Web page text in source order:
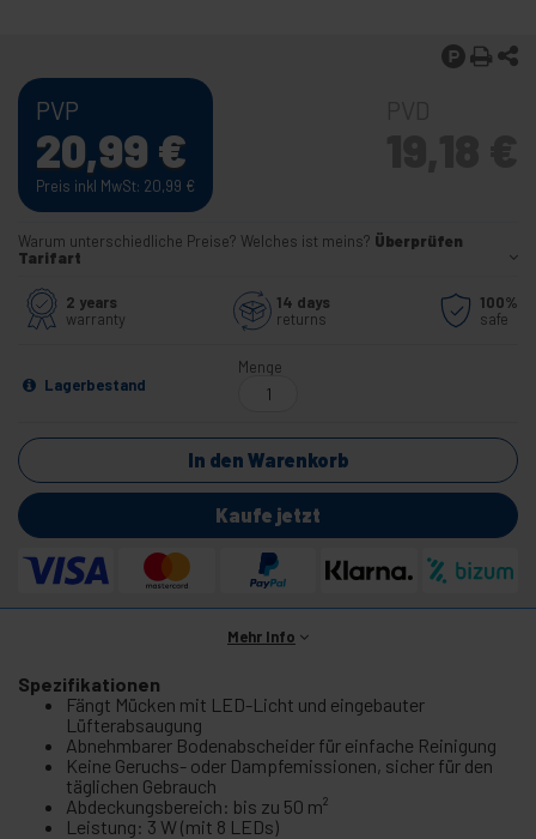
PVP
20,99 €
Preis inkl MwSt: 20,99 €
Warum unterschiedliche Preise? Welches ist meins? Überprüfen
Tarifart
2 years
warranty
14 days
returns
100%
safe
Lagerbestand
Menge
In den Warenkorb
Kaufe jetzt
Mehr Info
Spezifikationen
Fängt Mücken mit LED-Licht und eingebauter
Lüfterabsaugung
Abnehmbarer Bodenabscheider für einfache Reinigung
Keine Geruchs- oder Dampfemissionen, sicher für den
täglichen Gebrauch
Abdeckungsbereich: bis zu 50 m²
Leistung: 3 W (mit 8 LEDs)